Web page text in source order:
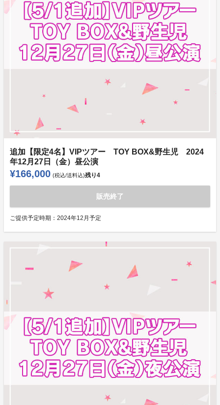
追加【限定4名】VIPツアー TOY BOX&野生児 2024
年12月27日（金）昼公演
¥166,000 (税込/送料込)残り4
販売終了
ご提供予定時期： 2024年12月予定